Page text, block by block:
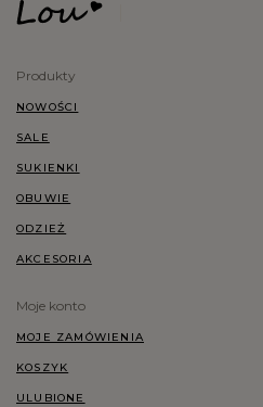
Produkty
NOWOŚCI
SALE
SUKIENKI
OBUWIE
ODZIEŻ
AKCESORIA
Moje konto
MOJE ZAMÓWIENIA
KOSZYK
ULUBIONE